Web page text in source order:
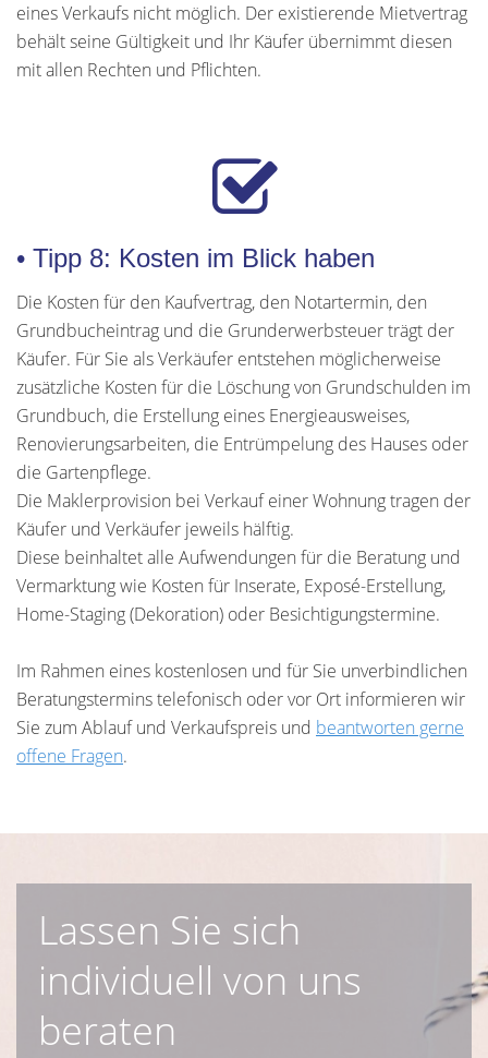
eines Verkaufs nicht möglich. Der existierende Mietvertrag
behält seine Gültigkeit und Ihr Käufer übernimmt diesen
mit allen Rechten und Pflichten.
• Tipp 8: Kosten im Blick haben
Die Kosten für den Kaufvertrag, den Notartermin, den
Grundbucheintrag und die Grunderwerbsteuer trägt der
Käufer. Für Sie als Verkäufer entstehen möglicherweise
zusätzliche Kosten für die Löschung von Grundschulden im
Grundbuch, die Erstellung eines Energieausweises,
Renovierungsarbeiten, die Entrümpelung des Hauses oder
die Gartenpflege.
Die Maklerprovision bei Verkauf einer Wohnung tragen der
Käufer und Verkäufer jeweils hälftig.
Diese beinhaltet alle Aufwendungen für die Beratung und
Vermarktung wie Kosten für Inserate, Exposé-Erstellung,
Home-Staging (Dekoration) oder Besichtigungstermine.
Im Rahmen eines kostenlosen und für Sie unverbindlichen
Beratungstermins telefonisch oder vor Ort informieren wir
Sie zum Ablauf und Verkaufspreis und beantworten gerne
offene Fragen.
Lassen Sie sich
individuell von uns
beraten